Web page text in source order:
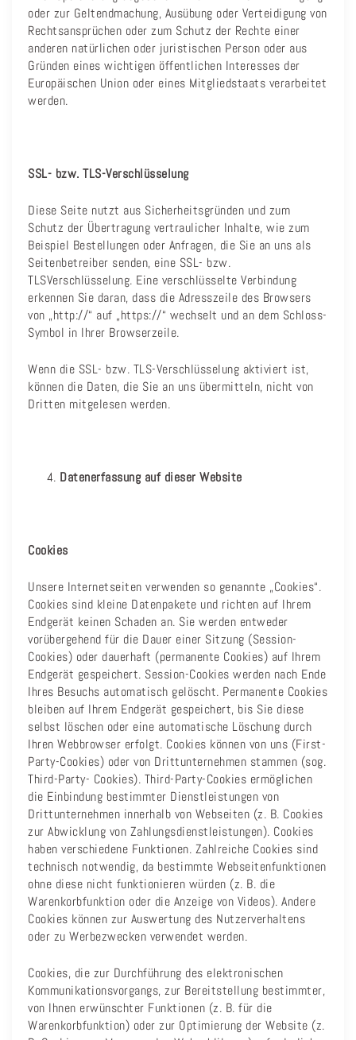
oder zur Geltendmachung, Ausübung oder Verteidigung von
Rechtsansprüchen oder zum Schutz der Rechte einer
anderen natürlichen oder juristischen Person oder aus
Gründen eines wichtigen öffentlichen Interesses der
Europäischen Union oder eines Mitgliedstaats verarbeitet
werden.
SSL- bzw. TLS-Verschlüsselung
Diese Seite nutzt aus Sicherheitsgründen und zum
Schutz der Übertragung vertraulicher Inhalte, wie zum
Beispiel Bestellungen oder Anfragen, die Sie an uns als
Seitenbetreiber senden, eine SSL- bzw.
TLSVerschlüsselung. Eine verschlüsselte Verbindung
erkennen Sie daran, dass die Adresszeile des Browsers
von „http://“ auf „https://“ wechselt und an dem Schloss-
Symbol in Ihrer Browserzeile.
Wenn die SSL- bzw. TLS-Verschlüsselung aktiviert ist,
können die Daten, die Sie an uns übermitteln, nicht von
Dritten mitgelesen werden.
Datenerfassung auf dieser Website
Cookies
Unsere Internetseiten verwenden so genannte „Cookies“.
Cookies sind kleine Datenpakete und richten auf Ihrem
Endgerät keinen Schaden an. Sie werden entweder
vorübergehend für die Dauer einer Sitzung (Session-
Cookies) oder dauerhaft (permanente Cookies) auf Ihrem
Endgerät gespeichert. Session-Cookies werden nach Ende
Ihres Besuchs automatisch gelöscht. Permanente Cookies
bleiben auf Ihrem Endgerät gespeichert, bis Sie diese
selbst löschen oder eine automatische Löschung durch
Ihren Webbrowser erfolgt. Cookies können von uns (First-
Party-Cookies) oder von Drittunternehmen stammen (sog.
Third-Party- Cookies). Third-Party-Cookies ermöglichen
die Einbindung bestimmter Dienstleistungen von
Drittunternehmen innerhalb von Webseiten (z. B. Cookies
zur Abwicklung von Zahlungsdienstleistungen). Cookies
haben verschiedene Funktionen. Zahlreiche Cookies sind
technisch notwendig, da bestimmte Webseitenfunktionen
ohne diese nicht funktionieren würden (z. B. die
Warenkorbfunktion oder die Anzeige von Videos). Andere
Cookies können zur Auswertung des Nutzerverhaltens
oder zu Werbezwecken verwendet werden.
Cookies, die zur Durchführung des elektronischen
Kommunikationsvorgangs, zur Bereitstellung bestimmter,
von Ihnen erwünschter Funktionen (z. B. für die
Warenkorbfunktion) oder zur Optimierung der Website (z.